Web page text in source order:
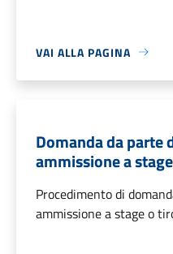
VAI ALLA PAGINA
Domanda da
ammissione a
Procedimento di
ammissione a stage o